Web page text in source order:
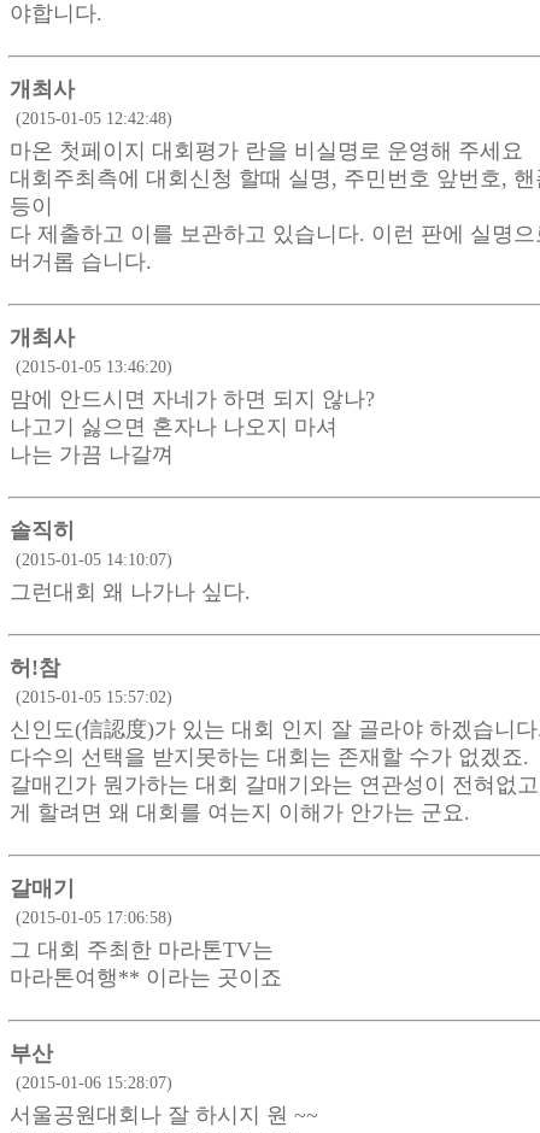
야합니다.
개최사
(2015-01-05 12:42:48)
마온 첫페이지 대회평가 란을 비실명로 운영해 주세요
대회주최측에 대회신청 할때 실명, 주민번호 앞번호,
등이
다 제출하고 이를 보관하고 있습니다. 이런 판에 실명
버거롭 습니다.
개최사
(2015-01-05 13:46:20)
맘에 안드시면 자네가 하면 되지 않나?
나고기 싫으면 혼자나 나오지 마셔
나는 가끔 나갈껴
솔직히
(2015-01-05 14:10:07)
그런대회 왜 나가나 싶다.
허!참
(2015-01-05 15:57:02)
신인도(信認度)가 있는 대회 인지 잘 골라야 하겠습니
다수의 선택을 받지못하는 대회는 존재할 수가 없겠죠.
갈매긴가 뭔가하는 대회 갈매기와는 연관성이 전혀없
게 할려면 왜 대회를 여는지 이해가 안가는 군요.
갈매기
(2015-01-05 17:06:58)
그 대회 주최한 마라톤TV는
마라톤여행** 이라는 곳이죠
부산
(2015-01-06 15:28:07)
서울공원대회나 잘 하시지 원 ~~